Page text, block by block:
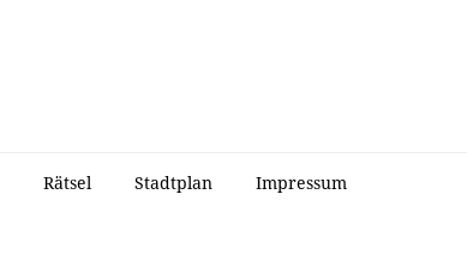
Rätsel Stadtplan Impressum